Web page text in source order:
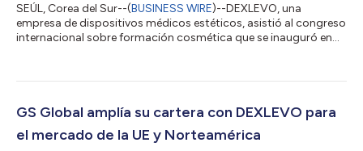
SEÚL, Corea del Sur--(BUSINESS WIRE)--DEXLEVO, una
empresa de dispositivos médicos estéticos, asistió al congreso
internacional sobre formación cosmética que se inauguró en
Congreso mundial IMCAS, uno de los tres principales
de 20 000 visitantes de más de 195 países, incluyendo
dermatólogos, participan cada año para co...
GS Global amplía su cartera con DEXLEVO para
el mercado de la UE y Norteamérica